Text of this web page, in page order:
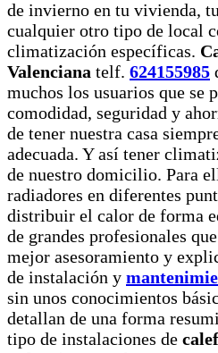
de invierno en tu vivienda,
cualquier otro tipo de local
climatización específicas.
Valenciana telf. 624155985
muchos los usuarios que se
comodidad, seguridad y
de tener nuestra casa
adecuada. Y así tener
de nuestro domicilio. Para
radiadores en diferentes
distribuir el calor de forma
de grandes profesionales
mejor asesoramiento y
de instalación y
sin unos conocimientos
detallan de una forma
tipo de instalaciones de